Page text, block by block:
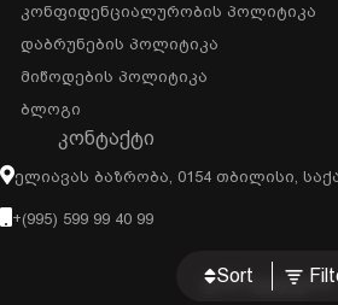
Sort
Კონფიდენციალურობის Პოლიტიკა
Დაბრუნების Პოლიტიკა
Მიწოდების Პოლიტიკა
Ბლოგი
ᲙᲝᲜᲢᲐᲥᲢᲘ
Ელიავას Ბაზრობა, 0154 Თბილისი,
+(995) 599 99 40 99
გამოგვყევით